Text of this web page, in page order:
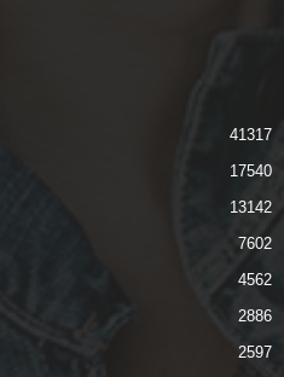
41317
17540
13142
7602
4562
2886
2597